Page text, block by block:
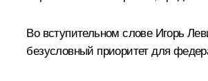
Во вступительном слове Игорь
безусловный приоритет для